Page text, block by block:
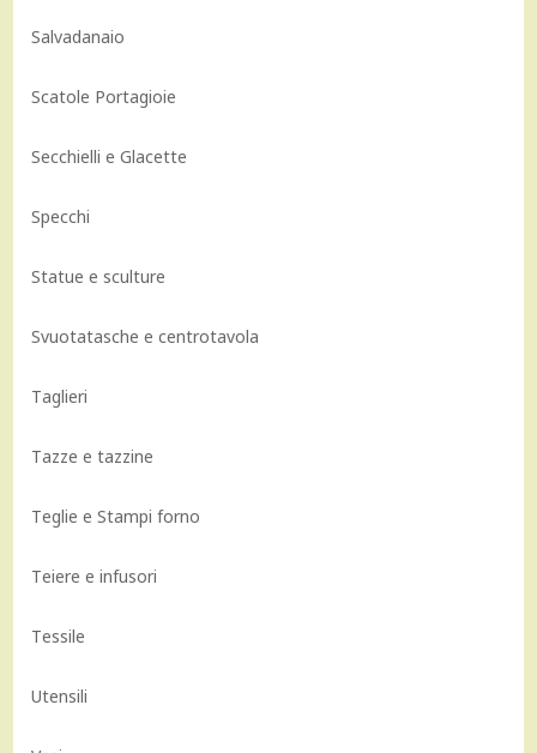
Salvadanaio
Scatole Portagioie
Secchielli e Glacette
Specchi
Statue e sculture
Svuotatasche e centrotavola
Taglieri
Tazze e tazzine
Teglie e Stampi forno
Teiere e infusori
Tessile
Utensili